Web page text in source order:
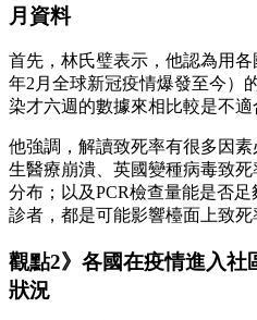
月資料
首先，林氏璧表示，他認為用
年2月全球新冠疫情爆發至今）
染才六週的數據來相比較是不適
他強調，解讀致死率有很多因
生醫療崩潰、英國變種病毒致
分布；以及PCR檢查量能是否
診者，都是可能影響檯面上致死
觀點2》各國在疫情進入社
狀況